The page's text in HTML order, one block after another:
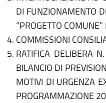
DI FUNZIONAMENTO
“PROGETTO
COMMISSIONI
RATIFICA DELIBERA
BILANCIO DI
MOTIVI DI URGENZA
PROGRAMMAZIONE